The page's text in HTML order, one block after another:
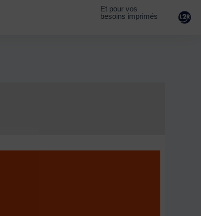
Et pour vos
besoins imprimés